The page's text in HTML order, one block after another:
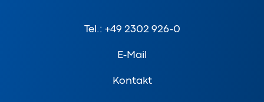
Tel.: +49 2302 926-0
E-Mail
Kontakt